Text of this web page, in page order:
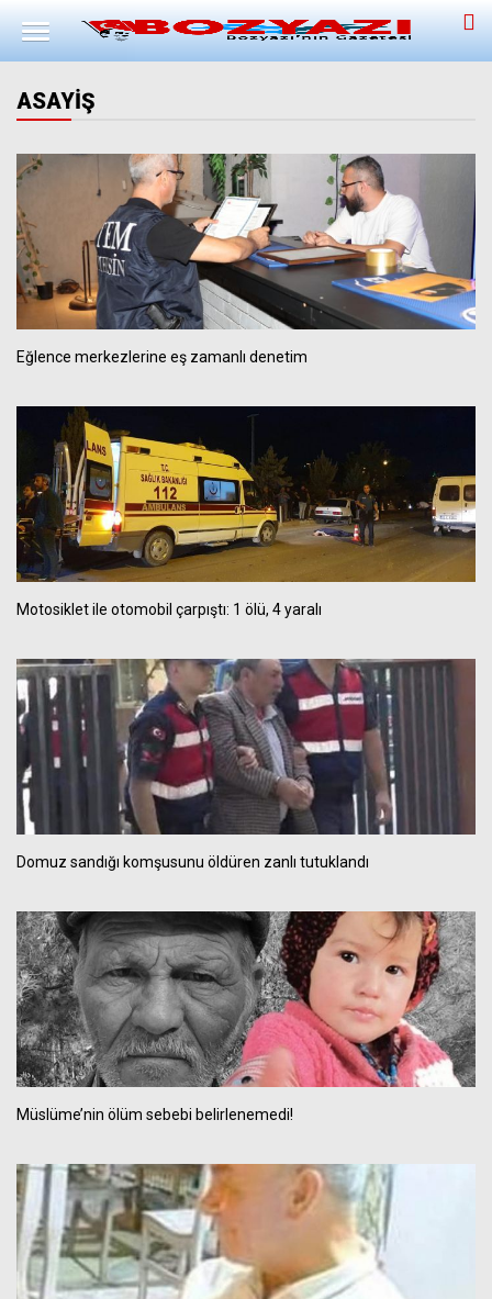
ASAYİŞ
Eğlence merkezlerine eş zamanlı denetim
Motosiklet ile otomobil çarpıştı: 1 ölü, 4 yaralı
Domuz sandığı komşusunu öldüren zanlı tutuklandı
Müslüme’nin ölüm sebebi belirlenemedi!